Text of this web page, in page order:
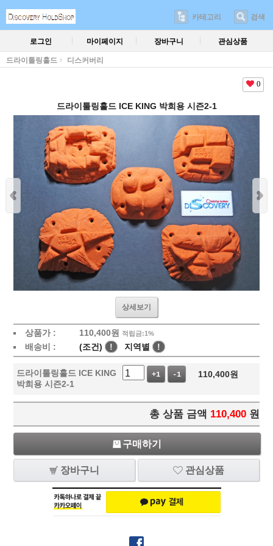
카테고리 검색
로그인 마이페이지 장바구니 관심상품
드라이툴링홀드 디스커버리
0
드라이툴링홀드 ICE KING 박희용 시즌2-1
상세보기
상품가 : 110,400원 적립금:1%
배송비 : (조건) ! 지역별 !
드라이툴링홀드 ICE KING
박희용 시즌2-1
+1 -1 110,400원
총 상품 금액 110,400 원
구매하기
장바구니 관심상품